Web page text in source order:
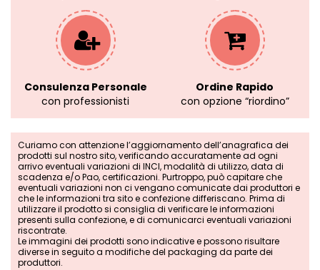
Consulenza Personale
con professionisti
Ordine Rapido
con opzione “riordino”
Curiamo con attenzione l’aggiornamento dell’anagrafica dei
prodotti sul nostro sito, verificando accuratamente ad ogni
arrivo eventuali variazioni di INCI, modalità di utilizzo, data di
scadenza e/o Pao, certificazioni. Purtroppo, può capitare che
eventuali variazioni non ci vengano comunicate dai produttori e
che le informazioni tra sito e confezione differiscano. Prima di
utilizzare il prodotto si consiglia di verificare le informazioni
presenti sulla confezione, e di comunicarci eventuali variazioni
riscontrate.
Le immagini dei prodotti sono indicative e possono risultare
diverse in seguito a modifiche del packaging da parte dei
produttori.